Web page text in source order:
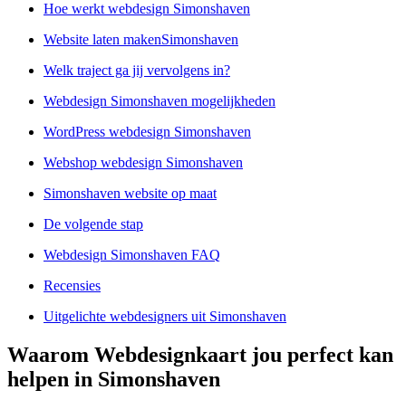
Hoe werkt webdesign Simonshaven
Website laten makenSimonshaven
Welk traject ga jij vervolgens in?
Webdesign Simonshaven mogelijkheden
WordPress webdesign Simonshaven
Webshop webdesign Simonshaven
Simonshaven website op maat
De volgende stap
Webdesign Simonshaven FAQ
Recensies
Uitgelichte webdesigners uit Simonshaven
Waarom Webdesignkaart jou perfect kan
helpen in Simonshaven